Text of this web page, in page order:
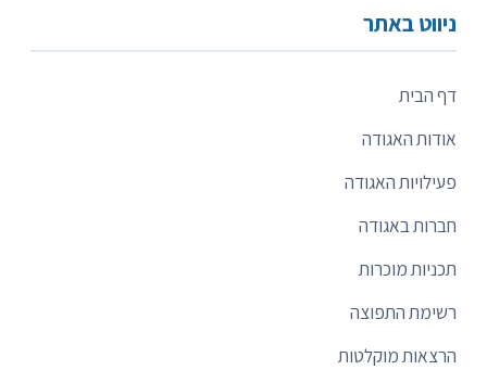
ניווט באתר
דף הבית
אודות האגודה
פעילויות האגודה
חברות באגודה
תכניות מוכרות
רשימת התפוצה
הרצאות מוקלטות